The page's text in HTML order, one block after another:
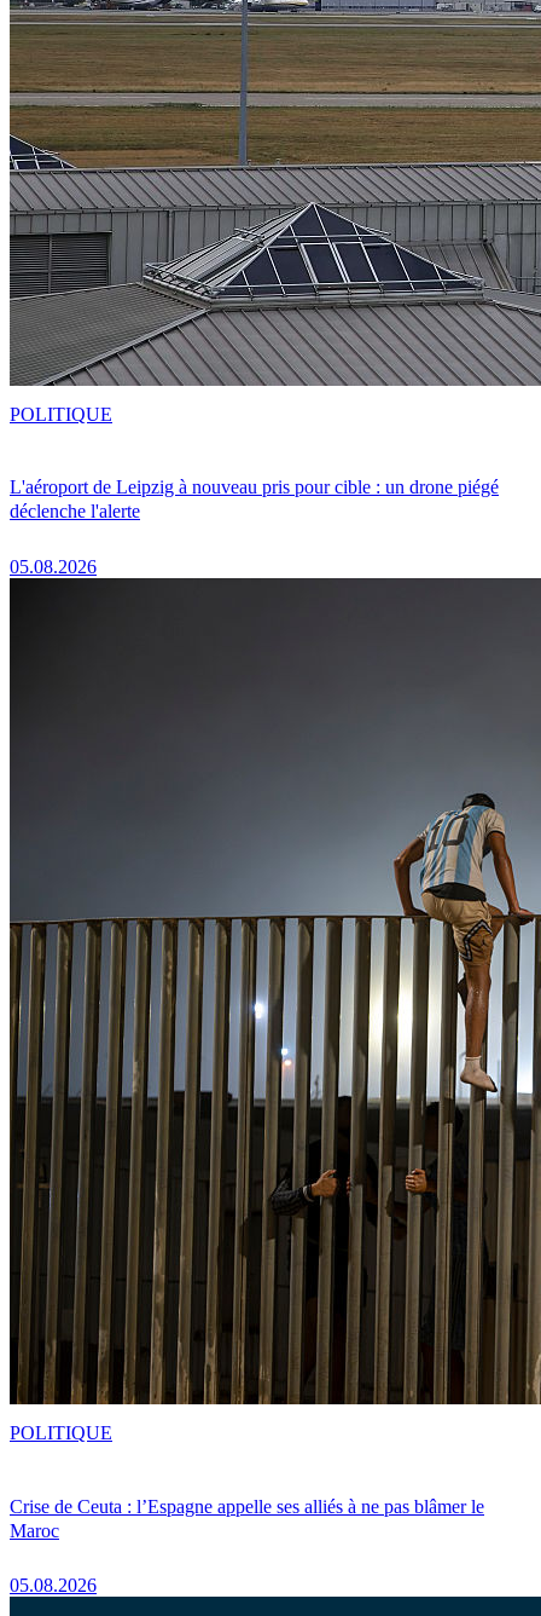
L'aéroport de Leipzig à nouveau pris pour cible : un drone piégé
déclenche l'alerte
05.08.2026
POLITIQUE
Crise de Ceuta : l’Espagne appelle ses alliés à ne pas blâmer le
Maroc
05.08.2026
POLITIQUE